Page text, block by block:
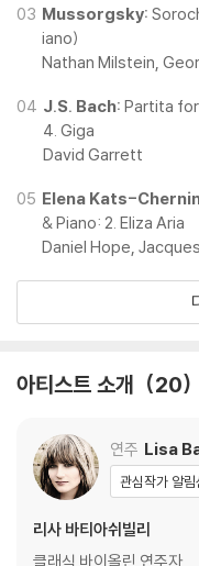
03 Mussorgsky:
iano)
Nathan Milstein,
04 J.S. Bach: Partita for
4. Giga
David Garrett
05 Elena Kats-
& Piano: 2. Eliza Aria
Daniel Hope,
아티스트 소개 20
연주 Lisa
관심작가 알림
리사 바티아쉬빌리
클래식 바이올린 연주자.